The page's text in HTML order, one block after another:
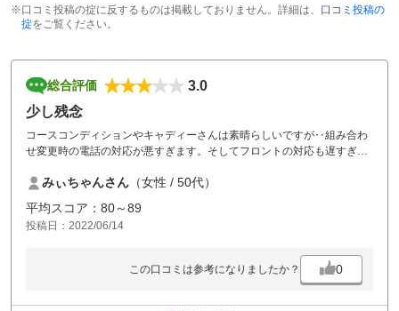
※口コミ投稿の掟に反するものは掲載しておりません。詳細は、 口コミ投稿の
掟をご覧ください。
総合評価
3.0
少し残念
コースコンディションやキャディーさんは素晴らしいですが‥組み合わ
せ変更時の電話の対応が悪すぎます。そしてフロントの対応も遅すぎ
今回は他が良かっただけに残念です。
みぃちゃんさん （女性 / 50代）
平均スコア：80～89
投稿日：2022/06/14
この口コミは参考になりましたか？ 0